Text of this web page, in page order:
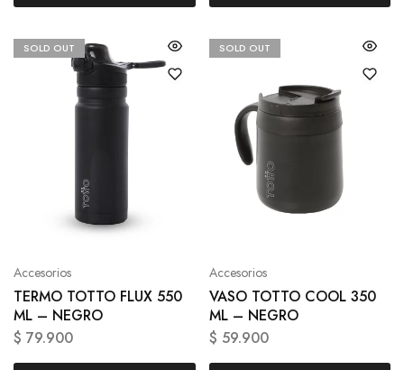
SOLD OUT
Accesorios
TERMO TOTTO FLUX 550
ML – NEGRO
$ 79.900
SOLD OUT
Accesorios
VASO TOTTO COOL 350
ML – NEGRO
$ 59.900